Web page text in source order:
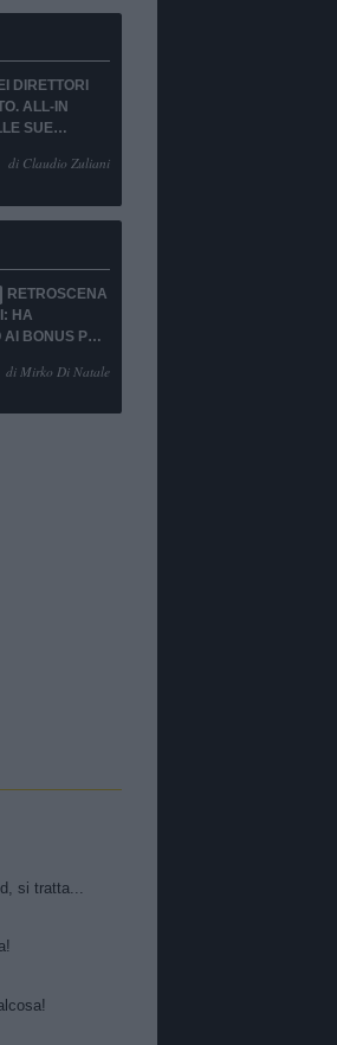
DIRETTORI
ALL-IN
SUE
di Claudio Zuliani
RETROSCENA
HA
BONUS PUR
di Mirko Di Natale
si tratta...